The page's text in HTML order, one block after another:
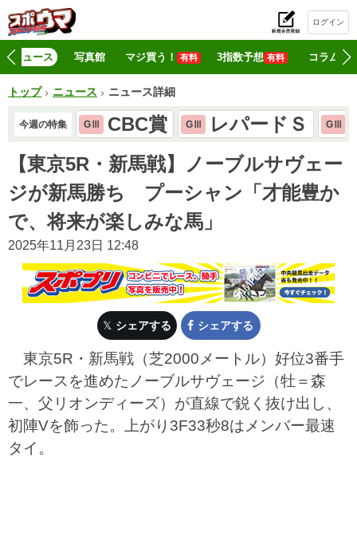
ログイン
ニュース 写真館 マジ買う！ 有料 3指数予想 有料 コラム
トップ ニュース ニュース詳細
今週の特集 GⅢ CBC賞 GⅢ レパードＳ GⅢ
【東京5R・新馬戦】ノーブルサヴェー
ジが新馬勝ち プーシャン「才能豊か
で、将来が楽しみな馬」
2025年11月23日 12:48
シェアする シェアする
東京5R・新馬戦（芝2000メートル）好位3番手
でレースを進めたノーブルサヴェージ（牡＝森
一、父リオンディーズ）が直線で鋭く抜け出し、
初陣Vを飾った。上がり3F33秒8はメンバー最速
タイ。